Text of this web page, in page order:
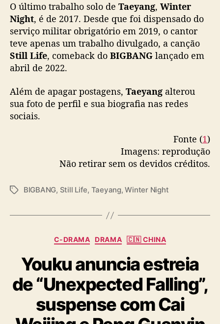
e
r
e
d
e
o
i
e
l
v
a
t
r
m
o
r
e
s
O último trabalho solo de Taeyang, Winter
Night, é de 2017. Desde que foi dispensado do
serviço militar obrigatório em 2019, o cantor
teve apenas um trabalho divulgado, a canção
Still Life, comeback do BIGBANG lançado em
abril de 2022.
Além de apagar postagens, Taeyang alterou
sua foto de perfil e sua biografia nas redes
sociais.
Fonte (1)
Imagens: reprodução
Não retirar sem os devidos créditos.
T
BIGBANG, Still Life, Taeyang,Winter Night
C
t
e
g
o
r
i
C-DRAMA DRAMA 🇨🇳 CHINA
Youku anuncia estreia
de “Unexpected Falling”,
suspense com Cai